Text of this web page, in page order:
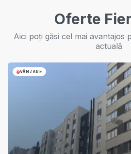
Oferte
Aici poți găsi cel mai avantajos
actuală
VÂNZARE